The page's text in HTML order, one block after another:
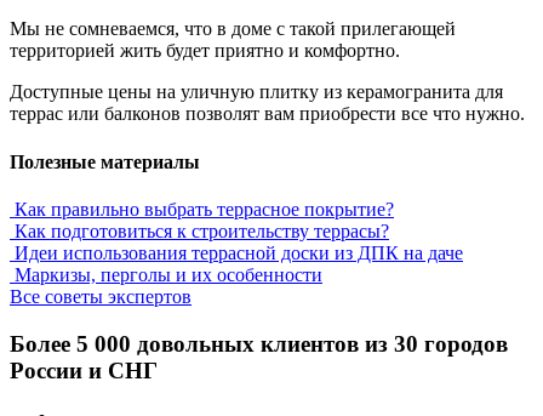
Мы не сомневаемся, что в доме с такой прилегающей
территорией жить будет приятно и комфортно.
Доступные цены на уличную плитку из керамогранита для
террас или балконов позволят вам приобрести все что нужно.
Полезные материалы
Как правильно выбрать террасное покрытие?
Как подготовиться к строительству террасы?
Идеи использования террасной доски из ДПК на даче
Маркизы, перголы и их особенности
Все советы экспертов
Более 5 000 довольных клиентов из 30 городов
России и СНГ